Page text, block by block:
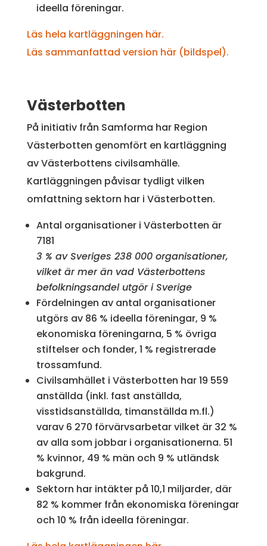
ideella föreningar.
Läs hela kartläggningen här.
Läs sammanfattad version här (bildspel).
Västerbotten
På initiativ från Samforma har Region
Västerbotten genomfört en kartläggning
av Västerbottens civilsamhälle.
Kartläggningen påvisar tydligt vilken
omfattning sektorn har i Västerbotten.
Antal organisationer i Västerbotten är
7181
3 % av Sveriges 238 000 organisationer,
vilket är mer än vad Västerbottens
befolkningsandel utgör i Sverige
Fördelningen av antal organisationer
utgörs av 86 % ideella föreningar, 9 %
ekonomiska föreningarna, 5 % övriga
stiftelser och fonder, 1 % registrerade
trossamfund.
Civilsamhället i Västerbotten har 19 559
anställda (inkl. fast anställda,
visstidsanställda, timanställda m.fl.)
varav 6 270 förvärvsarbetar vilket är 32 %
av alla som jobbar i organisationerna. 51
% kvinnor, 49 % män och 9 % utländsk
bakgrund.
Sektorn har intäkter på 10,1 miljarder, där
82 % kommer från ekonomiska föreningar
och 10 % från ideella föreningar.